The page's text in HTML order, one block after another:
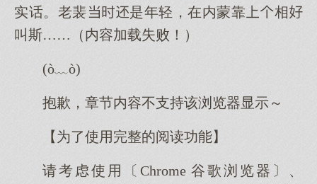
实话。老裴是年轻，在内蒙靠相
叫斯……（内容加载失败！）
(ò﹏ò)
抱歉，章节内容不支持该浏览器显示～
【为了使用完整的阅读功能】
请考虑使用〔Chrome 谷歌浏览器〕、